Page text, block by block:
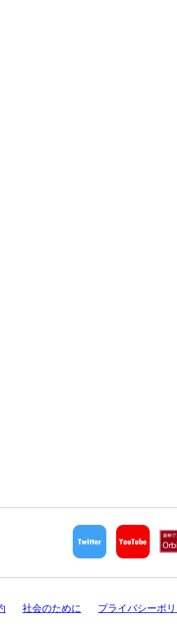
社会のために プライバシーポ